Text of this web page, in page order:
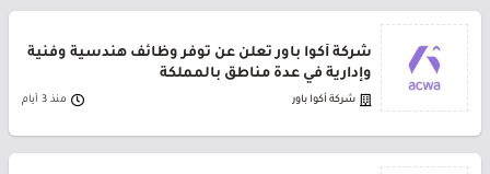
شركة أكوا باور تعلن عن توفر وظائف هندسية وفنية
وإدارية في عدة مناطق بالمملكة
شركة أكوا باور منذ 3 أيام